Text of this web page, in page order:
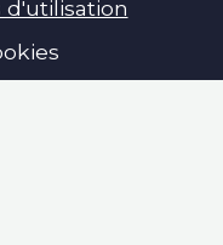
d'utilisation